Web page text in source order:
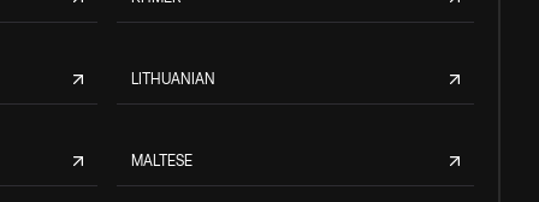
LITHUANIAN
MALTESE